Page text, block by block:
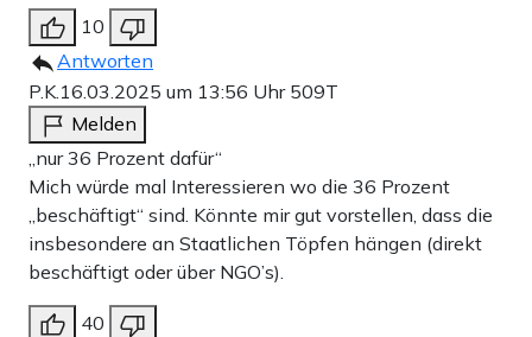
10
Antworten
P.K.16.03.2025 um 13:56 Uhr 509T
Melden
„nur 36 Prozent dafür“
Mich würde mal Interessieren wo die 36 Prozent
„beschäftigt“ sind. Könnte mir gut vorstellen, dass die
insbesondere an Staatlichen Töpfen hängen (direkt
beschäftigt oder über NGO’s).
40